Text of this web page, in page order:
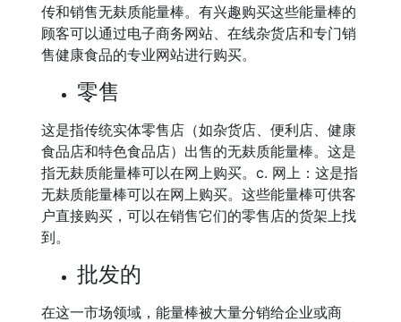
传和销售无麸质能量棒。有兴趣购买这些能量棒的
顾客可以通过电子商务网站、在线杂货店和专门销
售健康食品的专业网站进行购买。
零售
这是指传统实体零售店（如杂货店、便利店、健康
食品店和特色食品店）出售的无麸质能量棒。这是
指无麸质能量棒可以在网上购买。c. 网上：这是指
无麸质能量棒可以在网上购买。这些能量棒可供客
户直接购买，可以在销售它们的零售店的货架上找
到。
批发的
在这一市场领域，能量棒被大量分销给企业或商